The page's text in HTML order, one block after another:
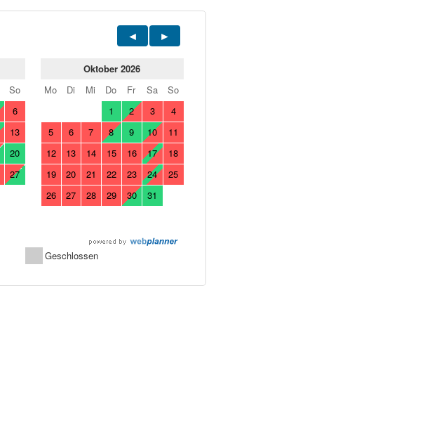
So
6
13
20
27
Oktober 2026
Mo
Di Mi Do Fr Sa
So
1
2 3
4
5
6 7 8 9 10
11
12
13 14 15 16 17
18
19
20 21 22 23 24
25
26
27 28 29 30 31
Geschlossen